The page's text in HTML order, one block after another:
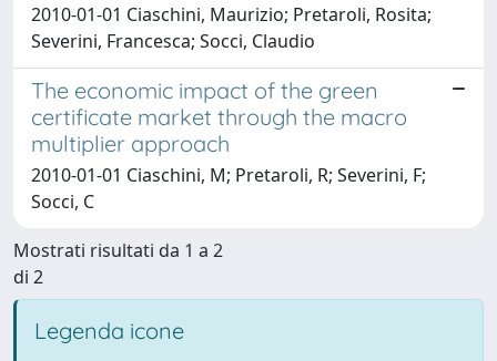
2010-01-01 Ciaschini, Maurizio; Pretaroli, Rosita;
Severini, Francesca; Socci, Claudio
The economic impact of the green
certificate market through the macro
multiplier approach
2010-01-01 Ciaschini, M; Pretaroli, R; Severini, F;
Socci, C
Mostrati risultati da 1 a 2
di 2
Legenda icone